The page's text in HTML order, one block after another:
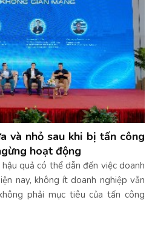
và nhỏ sau khi bị tấn công
hoạt động
quả có thể dẫn đến việc doanh
nay, không ít doanh nghiệp vẫn
phải mục tiêu của tấn công